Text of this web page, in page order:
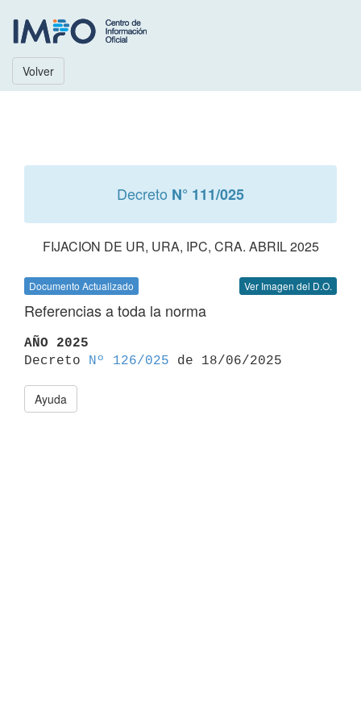
Volver
Decreto N° 111/025
FIJACION DE UR, URA, IPC, CRA. ABRIL 2025
Documento Actualizado Ver Imagen del D.O.
Referencias a toda la norma
AÑO 2025
Decreto
Nº 126/025
Ayuda